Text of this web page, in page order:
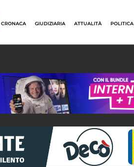
CRONACA GIUDIZIARIA ATTUALITÀ POLITICA